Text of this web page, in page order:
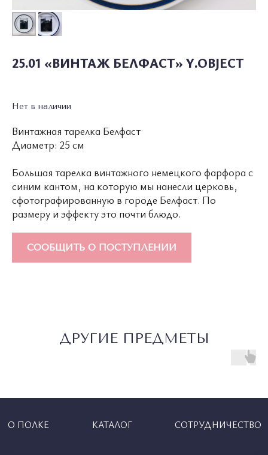
25.01 «ВИНТАЖ БЕЛФАСТ» Y.OBJECT
Нет в наличии
Винтажная тарелка Белфаст
Диаметр: 25 см
Большая тарелка винтажного немецкого фарфора с
синим кантом, на которую мы нанесли церковь,
сфотографированную в городе Белфаст. По
размеру и эффекту это почти блюдо.
СООБЩИТЬ О ПОСТУПЛЕНИИ
ДРУГИЕ ПРЕДМЕТЫ
© 2026 ВСЕ ПРАВА ЗАЩИЩЕНЫ